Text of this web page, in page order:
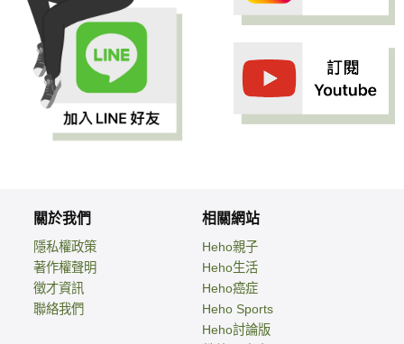
關於我們
隱私權政策
著作權聲明
徵才資訊
聯絡我們
相關網站
Heho親子
Heho生活
Heho癌症
Heho Sports
Heho討論版